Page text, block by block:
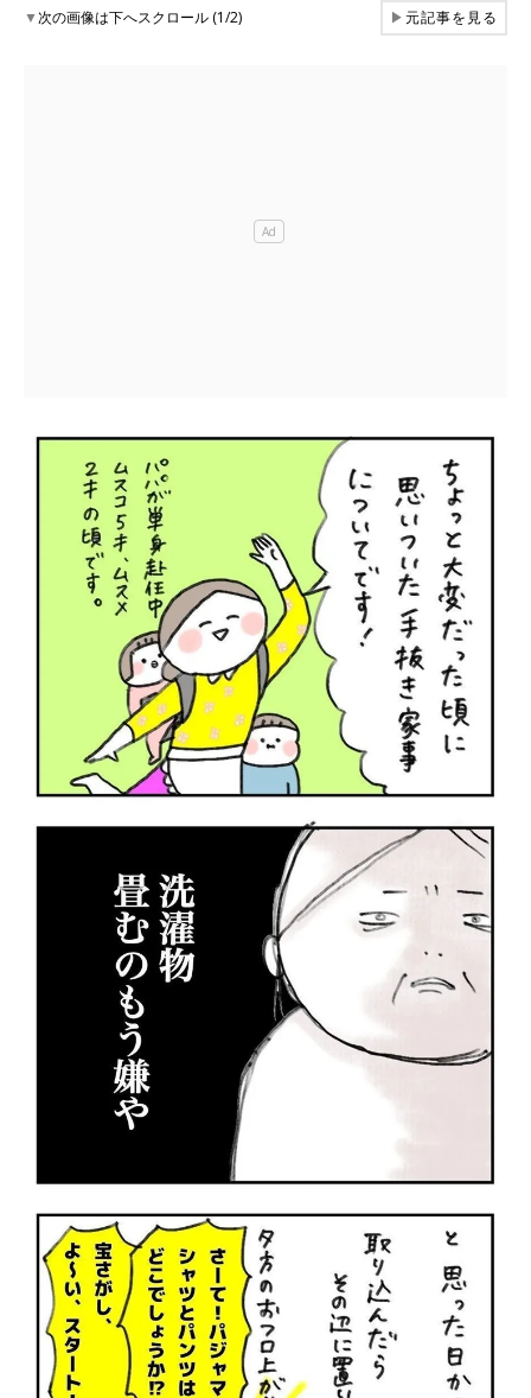
▼次の画像は下へスクロール (1/2) ▶元記事を見る